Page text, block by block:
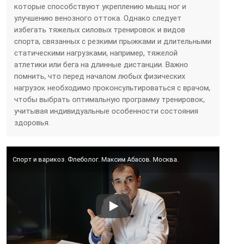
которые способствуют укреплению мышц ног и
улучшению венозного оттока. Однако следует
избегать тяжелых силовых тренировок и видов
спорта, связанных с резкими прыжками и длительными
статическими нагрузками, например, тяжелой
атлетики или бега на длинные дистанции. Важно
помнить, что перед началом любых физических
нагрузок необходимо проконсультироваться с врачом,
чтобы выбрать оптимальную программу тренировок,
учитывая индивидуальные особенности состояния
здоровья.
Спорт и варикоз. Флеболог. Максим Абасов. Москва.